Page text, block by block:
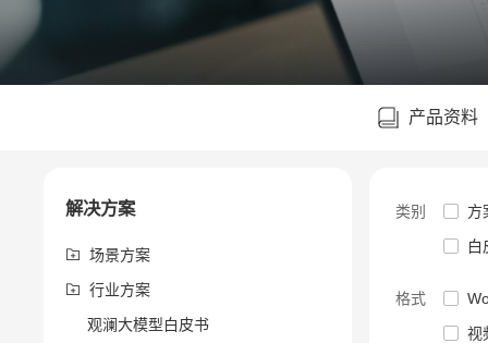
产品资料
解决方案
场景方案
行业方案
观澜大模型白皮书
类别
方
白
格式
视